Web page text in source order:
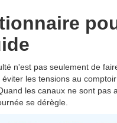
n'est pas seulement de
les tensions au
les canaux ne sont pas
se dérègle.